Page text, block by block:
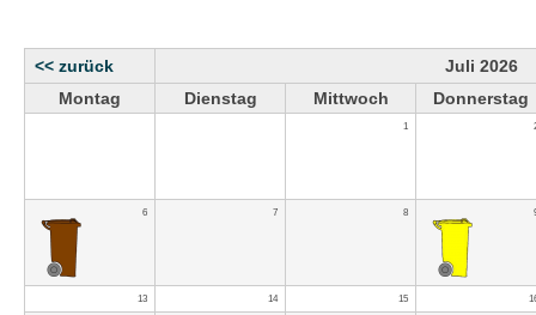
<< zurück
Juli 2026
Montag
Dienstag Mittwoch Donnerstag
1
6 7 8
13 14 15